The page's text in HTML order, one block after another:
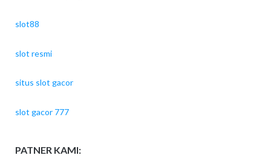
slot88
slot resmi
situs slot gacor
slot gacor 777
PATNER KAMI: